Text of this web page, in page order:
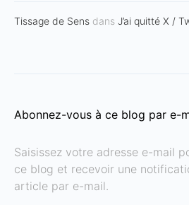
Tissage de Sens dans J’ai quitté X /
Abonnez-vous à ce blog par e-
Saisissez votre adresse e-mail
ce blog et recevoir une
article par e-mail.